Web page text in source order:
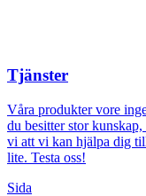
Tjänster
Våra produkter vore
du besitter stor
vi att vi kan hjälpa dig
lite. Testa oss!
Sida